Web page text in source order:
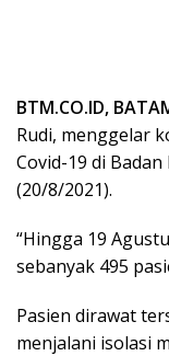
BTM.CO.ID,
Rudi, menggelar
Covid-19 di
(20/8/2021).
“Hingga 19
sebanyak 495
Pasien dirawat
menjalani isolasi